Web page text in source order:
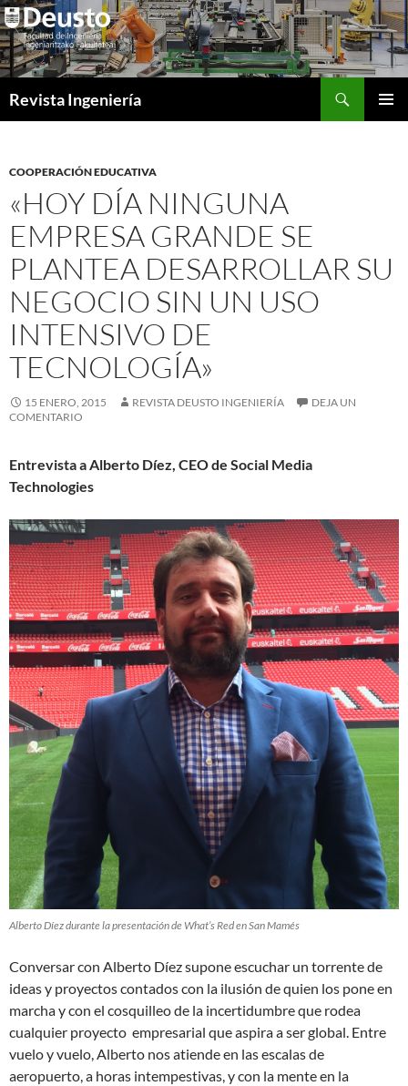
Saltar
al
contenido
Revista Ingeniería
COOPERACIÓN EDUCATIVA
«HOY DÍA NINGUNA
EMPRESA GRANDE SE
PLANTEA DESARROLLAR SU
NEGOCIO SIN UN USO
INTENSIVO DE
TECNOLOGÍA»
15 ENERO, 2015 REVISTA DEUSTO INGENIERÍA
DEJA UN
COMENTARIO
Entrevista a Alberto Díez, CEO de Social Media
Technologies
Alberto Díez durante la presentación de What’s Red en San Mamés
Conversar con Alberto Díez supone escuchar un torrente de
ideas y proyectos contados con la ilusión de quien los pone en
marcha y con el cosquilleo de la incertidumbre que rodea
cualquier proyecto empresarial que aspira a ser global. Entre
vuelo y vuelo, Alberto nos atiende en las escalas de
aeropuerto, a horas intempestivas, y con la mente en la